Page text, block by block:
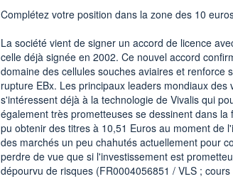
Complétez votre position dans la zone des 10
La société vient de signer un accord de licence
celle déjà signée en 2002. Ce nouvel accord
domaine des cellules souches aviaires et renforce
rupture EBx. Les principaux leaders mondiaux
s'intéressent déjà à la technologie de Vivalis qui
également très prometteuses se dessinent dans
pu obtenir des titres à 10,51 Euros au moment de
des marchés un peu chahutés actuellement pour
perdre de vue que si l'investissement est
dépourvu de risques (FR0004056851 / VLS ;